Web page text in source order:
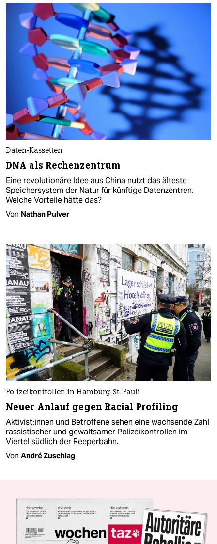
Daten-Kassetten
DNA als Rechenzentrum
Eine revolutionäre Idee aus China nutzt das älteste
Speichersystem der Natur für künftige Datenzentren.
Welche Vorteile hätte das?
Von Nathan Pulver
Polizeikontrollen in Hamburg-St. Pauli
Neuer Anlauf gegen Racial Profiling
Ak­ti­vis­t:in­nen und Betroffene sehen eine wachsende Zahl
rassistischer und gewaltsamer Polizeikontrollen im
Viertel südlich der Reeperbahn.
Von André Zuschlag